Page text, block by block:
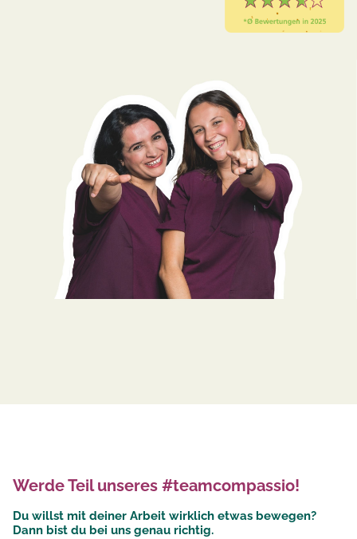
Werde Teil unseres #teamcompassio!
Du willst mit deiner Arbeit wirklich etwas bewegen?
Dann bist du bei uns genau richtig.